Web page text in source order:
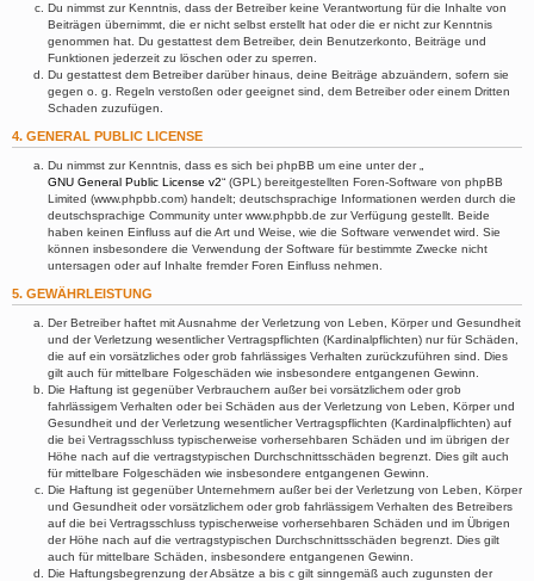
Du nimmst zur Kenntnis, dass der Betreiber keine Verantwortung für die Inhalte von
Beiträgen übernimmt, die er nicht selbst erstellt hat oder die er nicht zur Kenntnis
genommen hat. Du gestattest dem Betreiber, dein Benutzerkonto, Beiträge und
Funktionen jederzeit zu löschen oder zu sperren.
Du gestattest dem Betreiber darüber hinaus, deine Beiträge abzuändern, sofern sie
gegen o. g. Regeln verstoßen oder geeignet sind, dem Betreiber oder einem Dritten
Schaden zuzufügen.
4. GENERAL PUBLIC LICENSE
Du nimmst zur Kenntnis, dass es sich bei phpBB um eine unter der „
GNU General Public License v2“ (GPL) bereitgestellten Foren-Software von phpBB
Limited (www.phpbb.com) handelt; deutschsprachige Informationen werden durch die
deutschsprachige Community unter www.phpbb.de zur Verfügung gestellt. Beide
haben keinen Einfluss auf die Art und Weise, wie die Software verwendet wird. Sie
können insbesondere die Verwendung der Software für bestimmte Zwecke nicht
untersagen oder auf Inhalte fremder Foren Einfluss nehmen.
5. GEWÄHRLEISTUNG
Der Betreiber haftet mit Ausnahme der Verletzung von Leben, Körper und Gesundheit
und der Verletzung wesentlicher Vertragspflichten (Kardinalpflichten) nur für Schäden,
die auf ein vorsätzliches oder grob fahrlässiges Verhalten zurückzuführen sind. Dies
gilt auch für mittelbare Folgeschäden wie insbesondere entgangenen Gewinn.
Die Haftung ist gegenüber Verbrauchern außer bei vorsätzlichem oder grob
fahrlässigem Verhalten oder bei Schäden aus der Verletzung von Leben, Körper und
Gesundheit und der Verletzung wesentlicher Vertragspflichten (Kardinalpflichten) auf
die bei Vertragsschluss typischerweise vorhersehbaren Schäden und im übrigen der
Höhe nach auf die vertragstypischen Durchschnittsschäden begrenzt. Dies gilt auch
für mittelbare Folgeschäden wie insbesondere entgangenen Gewinn.
Die Haftung ist gegenüber Unternehmern außer bei der Verletzung von Leben, Körper
und Gesundheit oder vorsätzlichem oder grob fahrlässigem Verhalten des Betreibers
auf die bei Vertragsschluss typischerweise vorhersehbaren Schäden und im Übrigen
der Höhe nach auf die vertragstypischen Durchschnittsschäden begrenzt. Dies gilt
auch für mittelbare Schäden, insbesondere entgangenen Gewinn.
Die Haftungsbegrenzung der Absätze a bis c gilt sinngemäß auch zugunsten der